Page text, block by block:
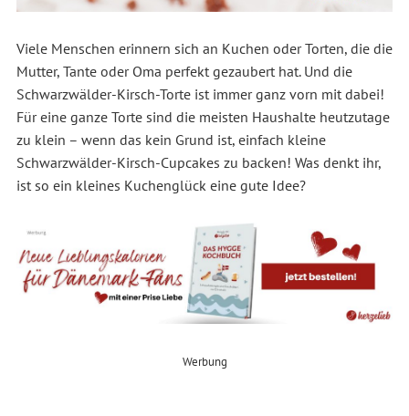
Viele Menschen erinnern sich an Kuchen oder Torten, die die
Mutter, Tante oder Oma perfekt gezaubert hat. Und die
Schwarzwälder-Kirsch-Torte ist immer ganz vorn mit dabei!
Für eine ganze Torte sind die meisten Haushalte heutzutage
zu klein – wenn das kein Grund ist, einfach kleine
Schwarzwälder-Kirsch-Cupcakes zu backen! Was denkt ihr,
ist so ein kleines Kuchenglück eine gute Idee?
Werbung